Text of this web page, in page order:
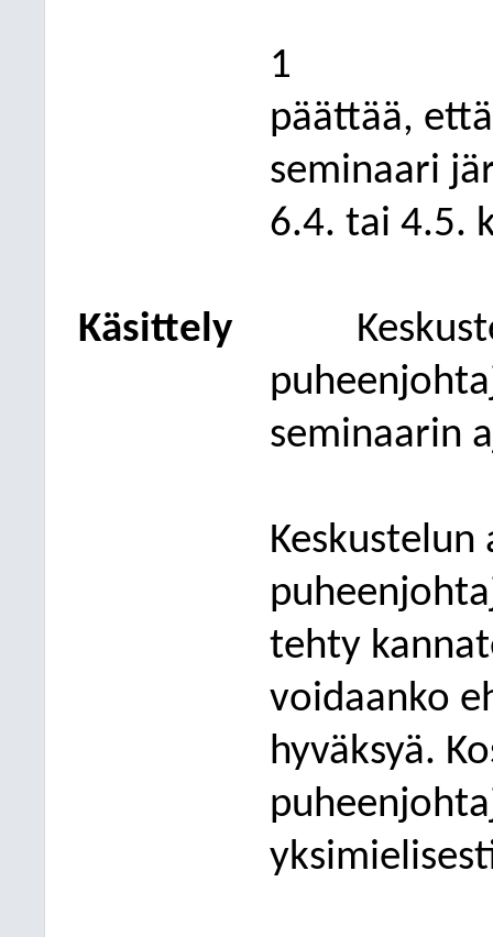
1
päättää,
seminaari
6.4. tai 4.5.
Käsittely
seminaarin
tehty
voidaanko
hyväksyä.